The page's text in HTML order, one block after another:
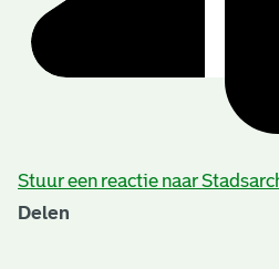
Stuur een reactie naar
Delen